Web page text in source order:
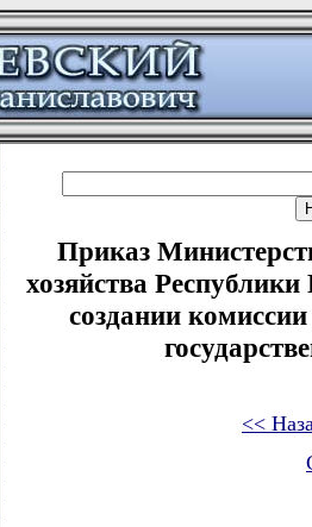
Приказ
хозяйства
создании
<<